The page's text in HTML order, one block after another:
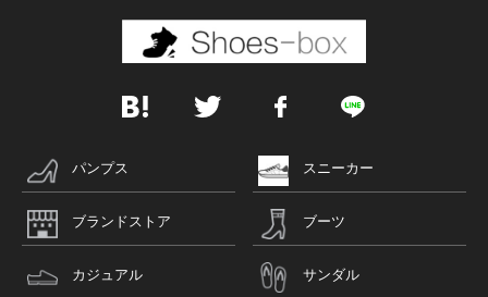
パンプス スニーカー
ブランドストア ブーツ
カジュアル サンダル